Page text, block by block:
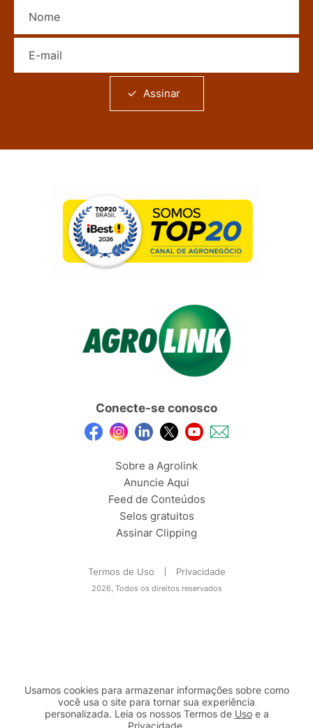
Assinar
Conecte-se conosco
Sobre a Agrolink
Anuncie Aqui
Feed de Conteúdos
Selos gratuitos
Assinar Clipping
Termos de Uso Privacidade
2026, Todos os direitos reservados
Usamos cookies para armazenar informações sobre como
você usa o site para tornar sua experiência
personalizada. Leia os nossos Termos de Usoe a